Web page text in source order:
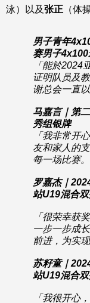
泳）以及张正 （体
男子青年
赛男子
「能於2024
证明队员及
谢总会一直
马嘉言｜第
秀组银牌
「我非常开
友和家人的
每一场比赛。
罗嘉杰｜
站U19混合
「很荣幸获
一步一步成
前进，为实
苏籽童｜
站U19混合
「我很开心